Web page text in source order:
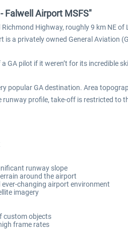
Falwell Airport MSFS"
Highway, roughly 9 km NE
a privately owned General Aviation
pilot if it weren’t for its incredible
popular GA destination. Area
profile, take-off is restricted to
runway slope
around the airport
changing airport environment
imagery
custom objects
frame rates